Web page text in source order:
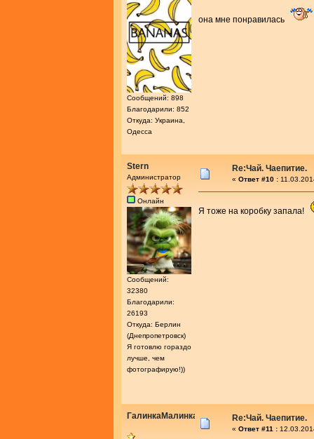
Сообщений: 898
Благодарили: 852
Откуда: Украина,
Одесса
она мне понравилась
Stern
Администратор
Онлайн
Сообщений:
32380
Благодарили:
26193
Откуда: Берлин
(Днепропетровск)
Я готовлю гораздо
лучше, чем
фотографирую!))
Re:Чай. Чаепитие.
« Ответ #10 :
Я тоже на коробку запала!
ГалинкаМалинка Re:Чай. Чаепитие.
« Ответ #11 :